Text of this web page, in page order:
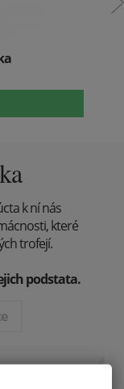
k ní nás
které
trofejí.
podstata.